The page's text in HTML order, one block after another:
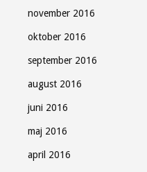
november 2016
oktober 2016
september 2016
august 2016
juni 2016
maj 2016
april 2016